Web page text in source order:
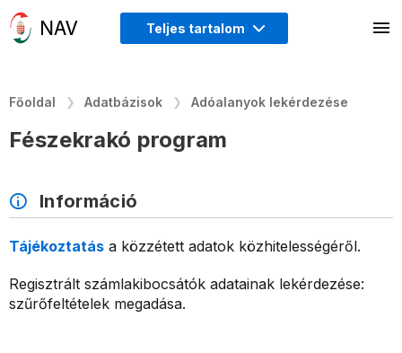
Teljes tartalom
Főoldal Adatbázisok Adóalanyok lekérdezése
Fészekrakó program
Információ
Tájékoztatás a közzétett adatok közhitelességéről.
Regisztrált számlakibocsátók adatainak lekérdezése:
szűrőfeltételek megadása.